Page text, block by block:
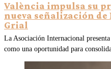
València impulsa su
nueva señalización de
Grial
La Asociación Internacional
como una oportunidad para